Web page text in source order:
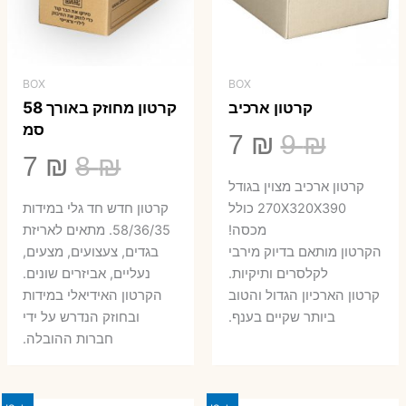
BOX
קרטון ארכיב
9₪
המחיר
המקורי
היה:
9 ₪.
7 ₪
הנוכחי
הוא:
קרטון ארכיב מצוין בגודל
270X320X390 כולל
מכסה!
הקרטון מותאם בדיוק מירבי
לקלסרים ותיקיות.
קרטון הארכיון הגדול והטוב
ביותר שקיים בענף.
BOX
קרטון מחוזק באורך 58
סמ
8₪
היה:
8 ₪.
7 ₪
7 ₪.
קרטון חדש חד גלי במידות
58/36/35. מתאים לאריזת
בגדים, צעצועים, מצעים,
נעליים, אביזרים שונים.
הקרטון האידיאלי במידות
ובחוזק הנדרש על ידי
חברות ההובלה.